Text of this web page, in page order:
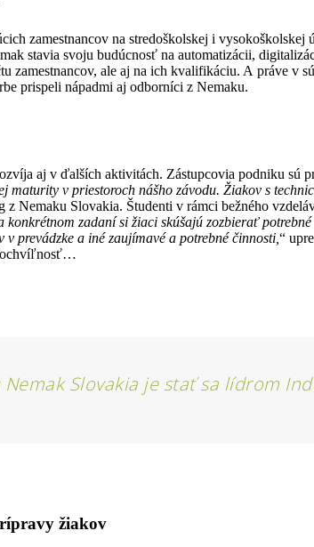
zamestnancov na stredoškolskej i
stavia svoju budúcnosť na automatizácii,
zamestnancov, ale aj na ich kvalifikáciu. A práve v
prispeli nápadmi aj odborníci z Nemaku.
aj v ďalších aktivitách. Zástupcovia podniku
maturity v priestoroch nášho závodu. Žiakov s
Nemaku Slovakia. Študenti v rámci bežného
konkrétnom zadaní si žiaci skúšajú zozbierať
prevádzke a iné zaujímavé a potrebné činnosti “
Nemak Slovakia je stať sa lídrom
žiakov